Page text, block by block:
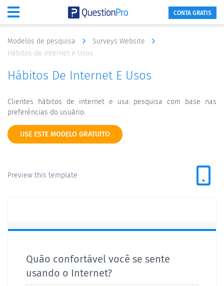
CONTA GRATIS
Modelos de pesquisa
Surveys Website
Hábitos de Internet e Usos
Hábitos De Internet E Usos
Clientes hábitos de internet e usa pesquisa com base nas
preferências do usuário.
USE ESTE MODELO GRATUITO
Preview this template